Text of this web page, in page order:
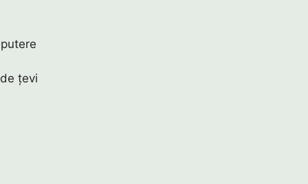
țevi